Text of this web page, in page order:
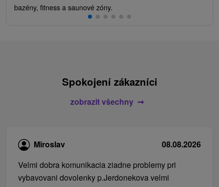
bazény, fitness a saunové zóny.
Spokojení zákazníci
zobrazit všechny
Miroslav
08.08.2026
Velmi dobra komunikacia ziadne problemy pri
vybavovani dovolenky p.Jerdonekova velmi